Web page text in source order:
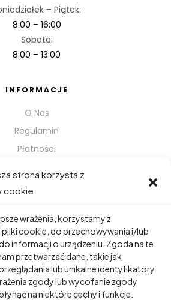
strona korzysta z
cookie
wrażenia, korzystamy z
cookie, do przechowywania i/lub
informacji o urządzeniu. Zgoda na te
przetwarzać dane, takie jak
lub unikalne identyfikatory
zgody lub wycofanie zgody
na niektóre cechy i funkcje.
– Piątek:
8:00 – 16:00
Sobota:
8:00 – 13:00
INFORMACJE
O Nas
Regulamin
Płatności
TWOJE KONTO
Dane Osobowe
Zamówienia
Adresy